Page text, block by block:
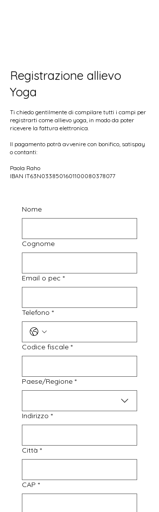
Registrazione allievo
Yoga
Ti chiedo gentilmente di compilare tutti i campi per
registrarti come allievo yoga, in modo da poter
ricevere la fattura elettronica.
Il pagamento potrà avvenire con bonifico, satispay
o contanti:
Paola Raho
IBAN IT63N0338501601100080378077
Nome
Cognome
Email o pec *
Telefono *
Codice fiscale *
Indirizzo su più righe
Paese/Regione *
Indirizzo *
Città *
CAP *